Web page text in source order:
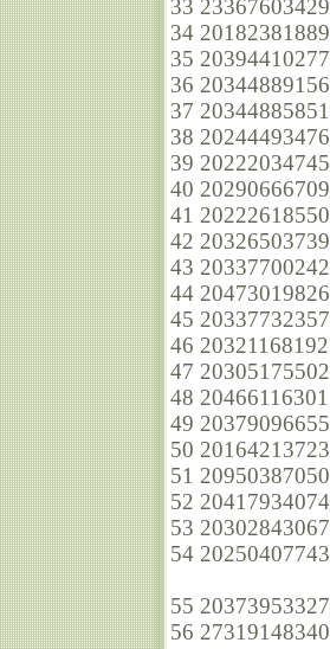
33
34
35
36
37
38
39
40
41
42
43
44
45
46
47
48
49
50
51
52
53
54
55
56